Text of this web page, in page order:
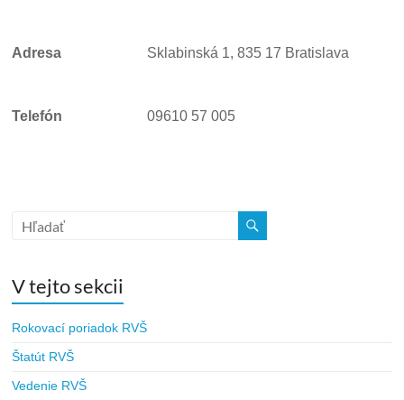
Adresa Sklabinská 1, 835 17 Bratislava
Telefón 09610 57 005
V tejto sekcii
Rokovací poriadok RVŠ
Štatút RVŠ
Vedenie RVŠ